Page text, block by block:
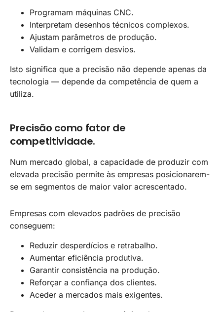
Programam máquinas CNC.
Interpretam desenhos técnicos complexos.
Ajustam parâmetros de produção.
Validam e corrigem desvios.
Isto significa que a precisão não depende apenas da
tecnologia — depende da competência de quem a
utiliza.
Precisão como fator de
competitividade.
Num mercado global, a capacidade de produzir com
elevada precisão permite às empresas posicionarem-
se em segmentos de maior valor acrescentado.
Empresas com elevados padrões de precisão
conseguem:
Reduzir desperdícios e retrabalho.
Aumentar eficiência produtiva.
Garantir consistência na produção.
Reforçar a confiança dos clientes.
Aceder a mercados mais exigentes.